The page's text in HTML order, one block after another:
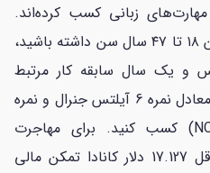
زبانی کسب کرده‌اند.
برای واجد شرایط بودن باید بین ۱۸ تا ۴۷ سال سن داشته باشید،
و یک سال سابقه کار مرتبط
داشته باشید و نمره ۷ در CLB معادل نمره 6 آیلتس جنرال و نمره
7 آزمون زبان فرانسوی (NCLC) کسب کنید. برای مهاجرت
خانوادگی با این روش به حداقل 17.127 دلار کانادا تمکن مالی